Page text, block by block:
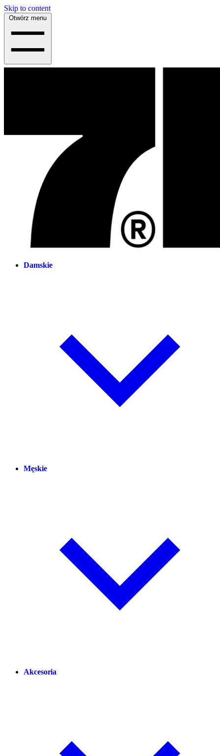
Skip to content
Otwórz menu
Damskie
Męskie
Akcesoria